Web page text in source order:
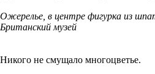
Ожерелье, в центре фигурка из
Британский музей
Никого не смущало многоцветье.